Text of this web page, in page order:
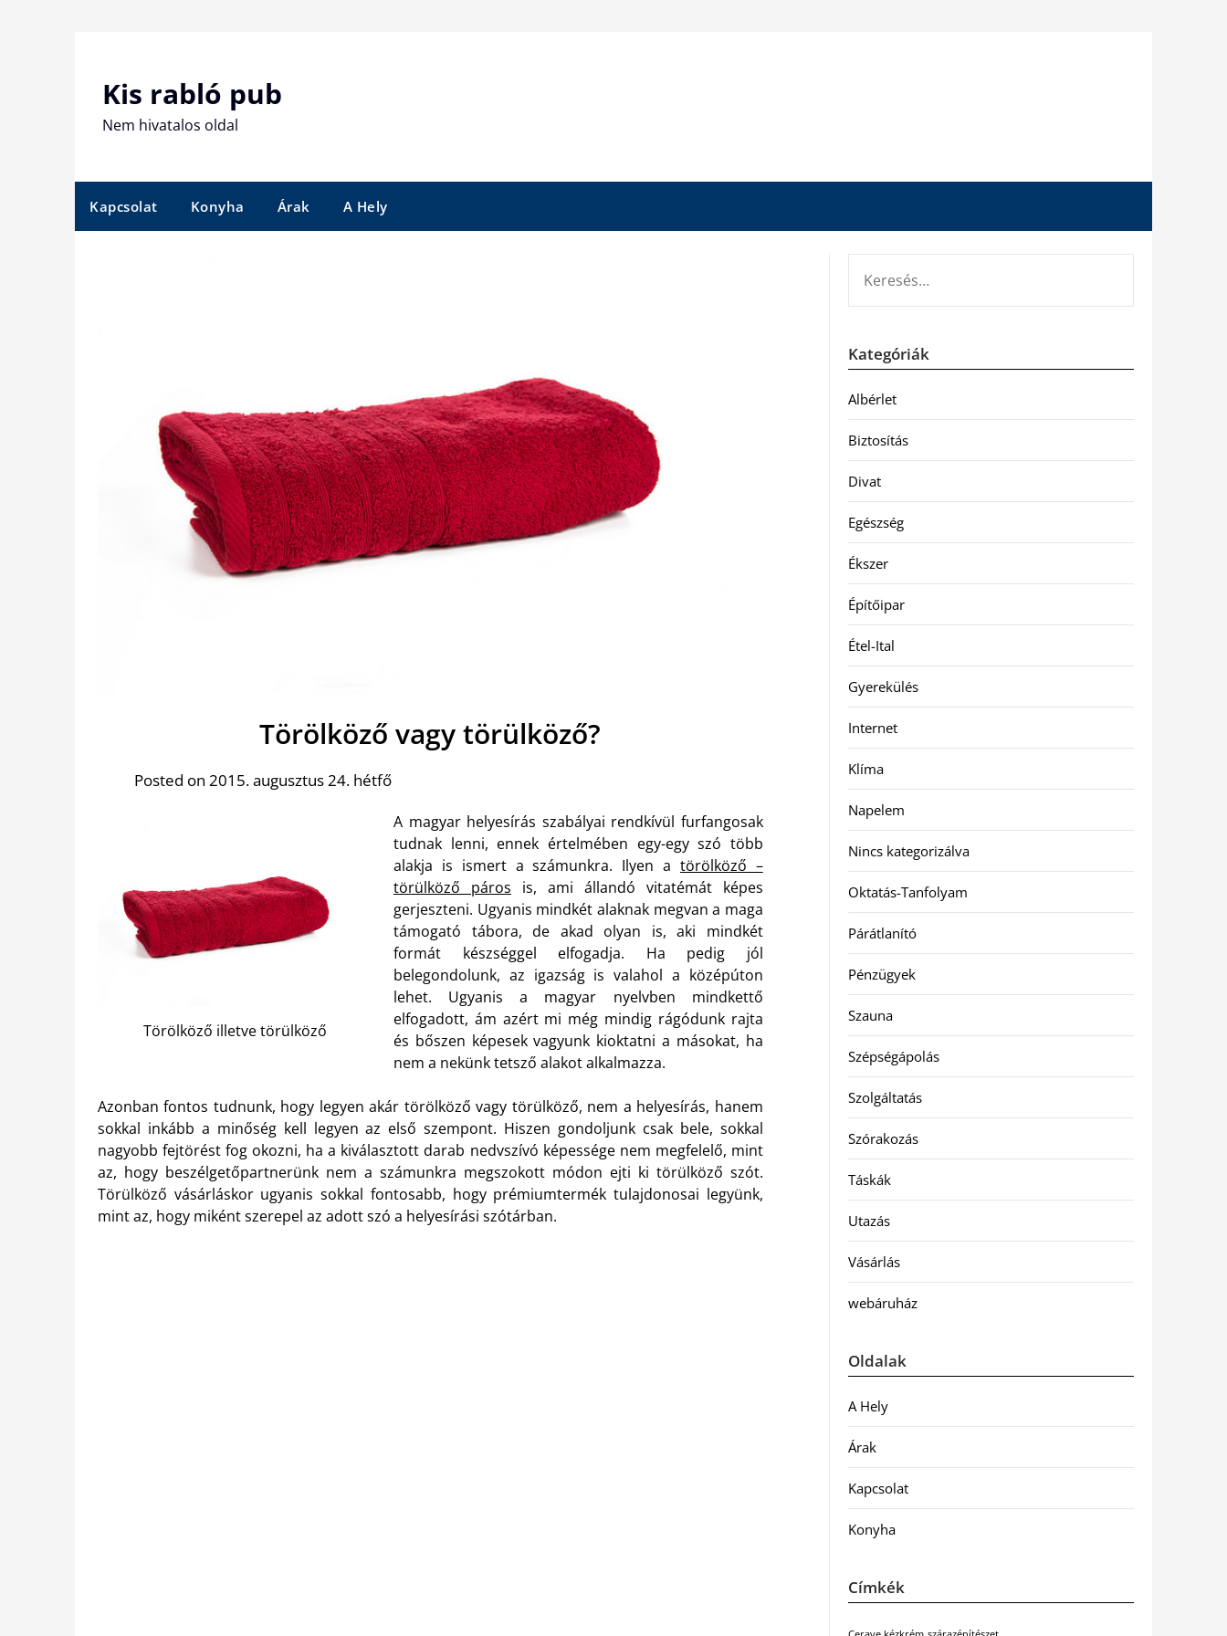
Kis rabló pub
Nem hivatalos oldal
Kapcsolat Konyha Árak A Hely
Törölköző vagy törülköző?
Posted on 2015. augusztus 24. hétfő
Törölköző illetve törülköző
A magyar helyesírás szabályai rendkívül furfangosak
tudnak lenni, ennek értelmében egy-egy szó több
alakja is ismert a számunkra. Ilyen a törölköző –
törülköző páros is, ami állandó vitatémát képes
gerjeszteni. Ugyanis mindkét alaknak megvan a maga
támogató tábora, de akad olyan is, aki mindkét
formát készséggel elfogadja. Ha pedig jól
belegondolunk, az igazság is valahol a középúton
lehet. Ugyanis a magyar nyelvben mindkettő
elfogadott, ám azért mi még mindig rágódunk rajta
és bőszen képesek vagyunk kioktatni a másokat, ha
nem a nekünk tetsző alakot alkalmazza.
Azonban fontos tudnunk, hogy legyen akár törölköző vagy törülköző, nem a helyesírás, hanem
sokkal inkább a minőség kell legyen az első szempont. Hiszen gondoljunk csak bele, sokkal
nagyobb fejtörést fog okozni, ha a kiválasztott darab nedvszívó képessége nem megfelelő, mint
az, hogy beszélgetőpartnerünk nem a számunkra megszokott módon ejti ki törülköző szót.
Törülköző vásárláskor ugyanis sokkal fontosabb, hogy prémiumtermék tulajdonosai legyünk,
mint az, hogy miként szerepel az adott szó a helyesírási szótárban.
Kategóriák
Albérlet
Biztosítás
Divat
Egészség
Ékszer
Építőipar
Étel-Ital
Gyerekülés
Internet
Klíma
Napelem
Nincs kategorizálva
Oktatás-Tanfolyam
Párátlanító
Pénzügyek
Szauna
Szépségápolás
Szolgáltatás
Szórakozás
Táskák
Utazás
Vásárlás
webáruház
Oldalak
A Hely
Árak
Kapcsolat
Konyha
Címkék